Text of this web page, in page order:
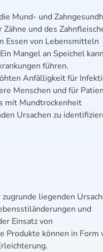
Mund- und
und des
Essen von Lebensmitteln
Mangel an Speichel
führen.
Anfälligkeit für
Menschen und für
mit Mundtrockenheit
Ursachen zu
liegenden
und
Einsatz von
Produkte können in Form